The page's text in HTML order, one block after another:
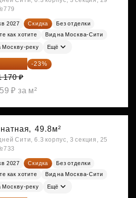
2027 Скидка
Без отделки
как хотите
Вид на Москва-Сити
Москву-реку Ещё
701 ₽ -23%
170 ₽
₽ за м²
49.8м²
Сити, 6.3 корпус, 3 секция, 25
2027 Скидка
Без отделки
как хотите
Вид на Москва-Сити
Москву-реку Ещё